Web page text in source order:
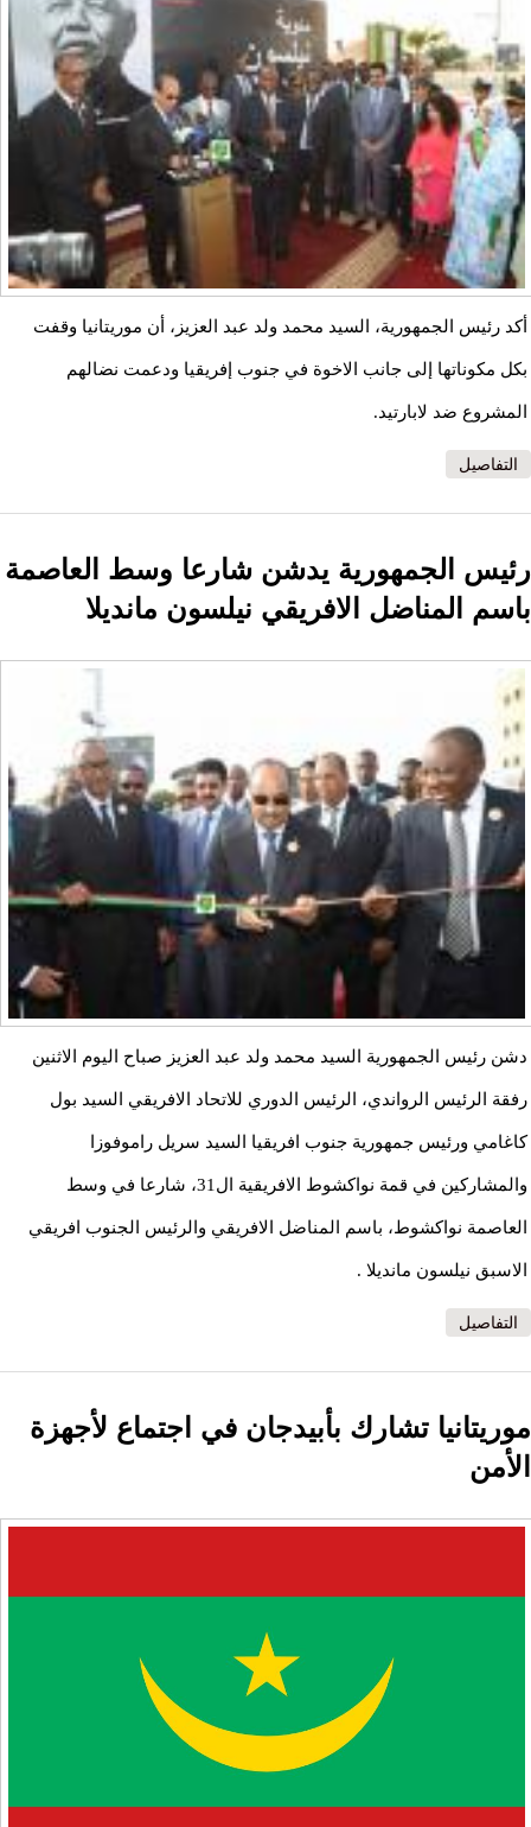
أكد رئيس الجمهورية، السيد محمد ولد عبد العزيز، أن موريتانيا وقفت
بكل مكوناتها إلى جانب الاخوة في جنوب إفريقيا ودعمت نضالهم
المشروع ضد لابارتيد.
التفاصيل
رئيس الجمهورية يدشن شارعا وسط العاصمة
باسم المناضل الافريقي نيلسون مانديلا
دشن رئيس الجمهورية السيد محمد ولد عبد العزيز صباح اليوم الاثنين
رفقة الرئيس الرواندي، الرئيس الدوري للاتحاد الافريقي السيد بول
كاغامي ورئيس جمهورية جنوب افريقيا السيد سريل راموفوزا
والمشاركين في قمة نواكشوط الافريقية ال31، شارعا في وسط
العاصمة نواكشوط، باسم المناضل الافريقي والرئيس الجنوب افريقي
الاسبق نيلسون مانديلا .
التفاصيل
موريتانيا تشارك بأبيدجان في اجتماع لأجهزة
الأمن